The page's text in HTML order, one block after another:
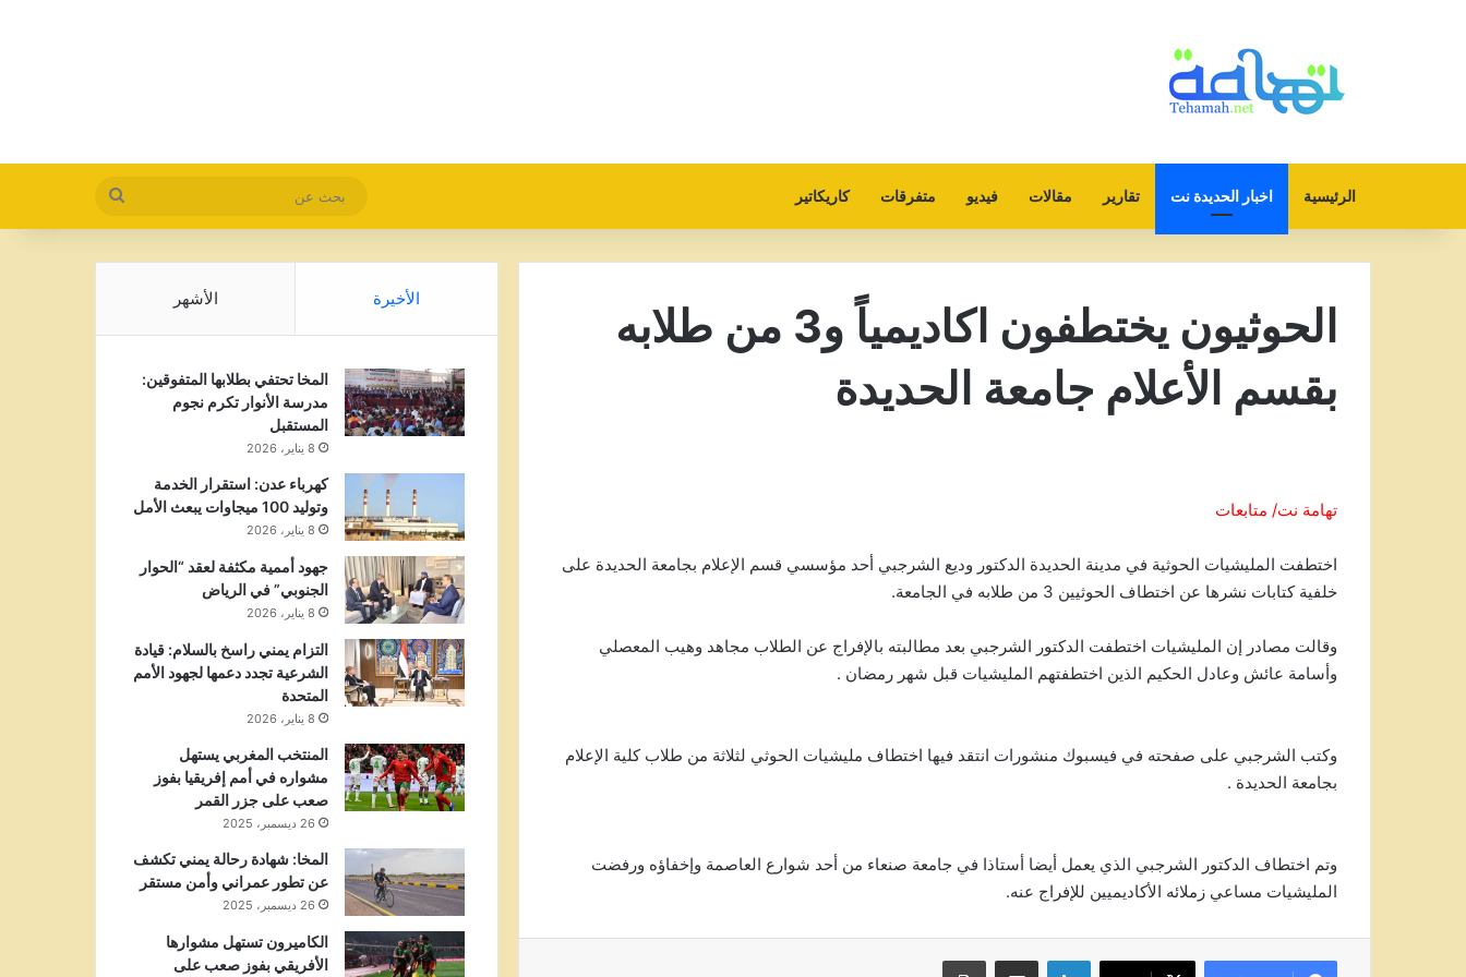
الرئيسية اخبار الحديدة نت تقارير مقالات فيديو متفرقات كاريكاتير
بحث
عن
الحوثيون يختطفون اكاديمياً و3 من طلابه
بقسم الأعلام جامعة الحديدة
تهامة نت/ متابعات
اختطفت المليشيات الحوثية في مدينة الحديدة الدكتور وديع الشرجبي أحد مؤسسي قسم الإعلام بجامعة الحديدة على
خلفية كتابات نشرها عن اختطاف الحوثيين 3 من طلابه في الجامعة.
وقالت مصادر إن المليشيات اختطفت الدكتور الشرجبي بعد مطالبته بالإفراج عن الطلاب مجاهد وهيب المعصلي
وأسامة عائش وعادل الحكيم الذين اختطفتهم المليشيات قبل شهر رمضان .
وكتب الشرجبي على صفحته في فيسبوك منشورات انتقد فيها اختطاف مليشيات الحوثي لثلاثة من طلاب كلية الإعلام
بجامعة الحديدة .
وتم اختطاف الدكتور الشرجبي الذي يعمل أيضا أستاذا في جامعة صنعاء من أحد شوارع العاصمة وإخفاؤه ورفضت
المليشيات مساعي زملائه الأكاديميين للإفراج عنه.
لينكدإن مشاركة عبر البريد طباعة
الأخيرة الأشهر
المخا تحتفي بطلابها المتفوقين:
مدرسة الأنوار تكرم نجوم
المستقبل
8 يناير، 2026
كهرباء عدن: استقرار الخدمة
وتوليد 100 ميجاوات يبعث الأمل
8 يناير، 2026
جهود أممية مكثفة لعقد “الحوار
الجنوبي” في الرياض
8 يناير، 2026
التزام يمني راسخ بالسلام: قيادة
الشرعية تجدد دعمها لجهود الأمم
المتحدة
8 يناير، 2026
المنتخب المغربي يستهل
مشواره في أمم إفريقيا بفوز
صعب على جزر القمر
26 ديسمبر، 2025
المخا: شهادة رحالة يمني تكشف
عن تطور عمراني وأمن مستقر
26 ديسمبر، 2025
الكاميرون تستهل مشوارها
الأفريقي بفوز صعب على